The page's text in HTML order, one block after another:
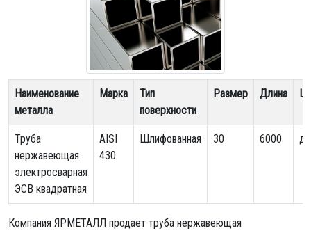
Наименование
металла
Марка
Тип
поверхности
Размер Длина
Труба
нержавеющая
электросварная
ЭСВ квадратная
AISI
430
Шлифованная 30 6000
Компания ЯРМЕТАЛЛ продает труба нержавеющая